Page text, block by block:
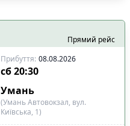
Прямий рейс
Прибуття: 08.08.2026
сб 20:30
Умань
(Умань Автовокзал, вул.
Київська, 1)